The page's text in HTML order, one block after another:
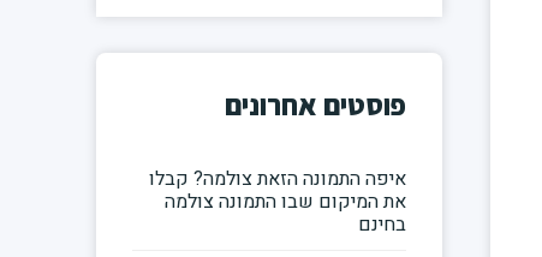
פוסטים אחרונים
איפה התמונה הזאת צולמה? קבלו
את המיקום שבו התמונה צולמה
בחינם